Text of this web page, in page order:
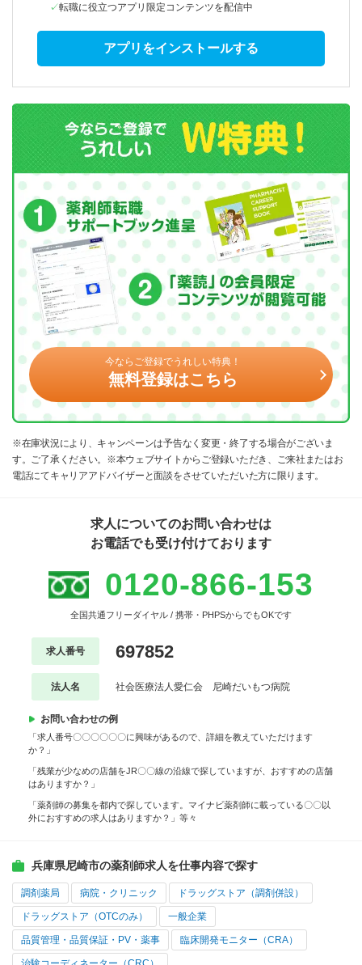
転職に役立つアプリ限定コンテンツを配信中
アプリをインストールする
今ならご登録でうれしい特典！
無料登録はこちら
※在庫状況により、キャンペーンは予告なく変更・終了する場合がございま
す。ご了承ください。※本ウェブサイトからご登録いただき、ご来社またはお
電話にてキャリアアドバイザーと面談をさせていただいた方に限ります。
求人についてのお問い合わせは
お電話でも受け付けております
0120-866-153
全国共通フリーダイヤル / 携帯・PHPSからでもOKです
求人番号 697852
法人名 社会医療法人愛仁会 尼崎だいもつ病院
お問い合わせの例
「求人番号〇〇〇〇〇〇に興味があるので、詳細を教えていただけます
か？」
「残業が少なめの店舗をJR〇〇線の沿線で探していますが、おすすめの店舗
はありますか？」
「薬剤師の募集を都内で探しています。マイナビ薬剤師に載っている〇〇以
外におすすめの求人はありますか？」等々
兵庫県尼崎市の薬剤師求人を仕事内容で探す
調剤薬局 病院・クリニック ドラッグストア（調剤併設）
ドラッグストア（OTCのみ） 一般企業
品質管理・品質保証・PV・薬事 臨床開発モニター（CRA）